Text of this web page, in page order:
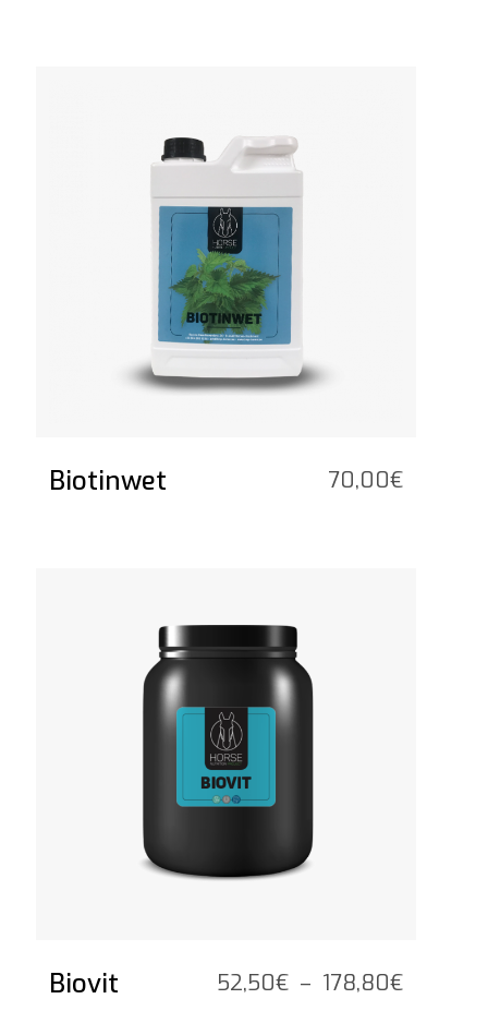
Biotinwet 70,00€
Biovit 52,50€ – 178,80€Plage